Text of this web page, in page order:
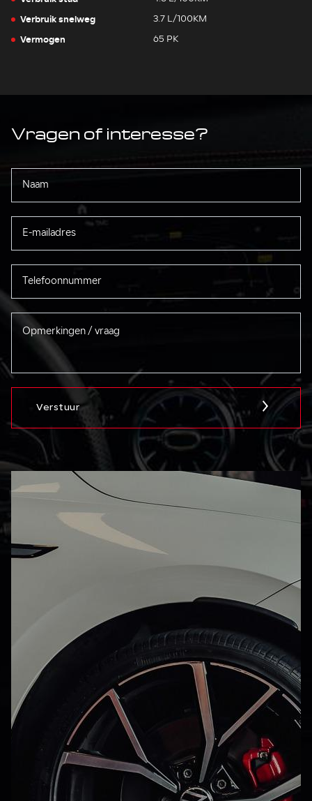
Verbruik snelweg 3.7 L/100KM
Vermogen 65 PK
Vragen of interesse?
Verstuur